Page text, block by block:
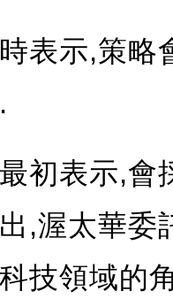
表示,策略
初表示,會
,渥太華委
技領域的